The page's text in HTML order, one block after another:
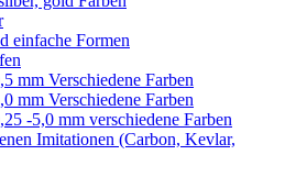
einfache Formen
mm Verschiedene Farben
mm Verschiedene Farben
-5,0 mm verschiedene Farben
Imitationen (Carbon, Kevlar,